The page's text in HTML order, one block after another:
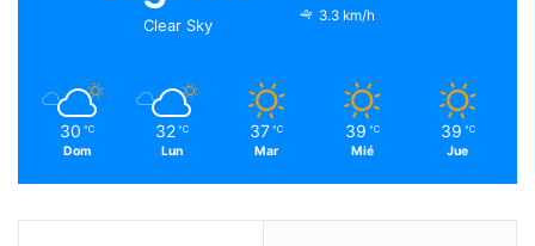
o
e
r
m
Clear Sky
3.3 km/h
30 ℃
Dom
32 ℃
Lun
37 ℃
Mar
39 ℃
Mié
39 ℃
Jue